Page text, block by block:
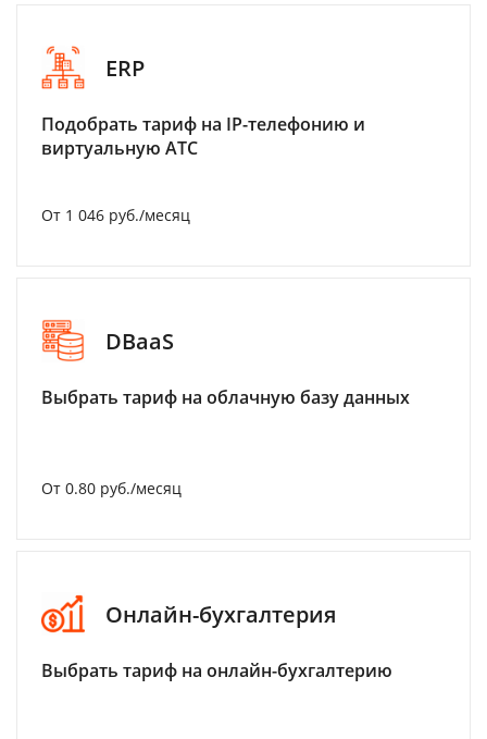
ERP
Подобрать тариф на IP-телефонию и
виртуальную АТС
От 1 046 руб./месяц
DBaaS
Выбрать тариф на облачную базу данных
От 0.80 руб./месяц
Онлайн-бухгалтерия
Выбрать тариф на онлайн-бухгалтерию